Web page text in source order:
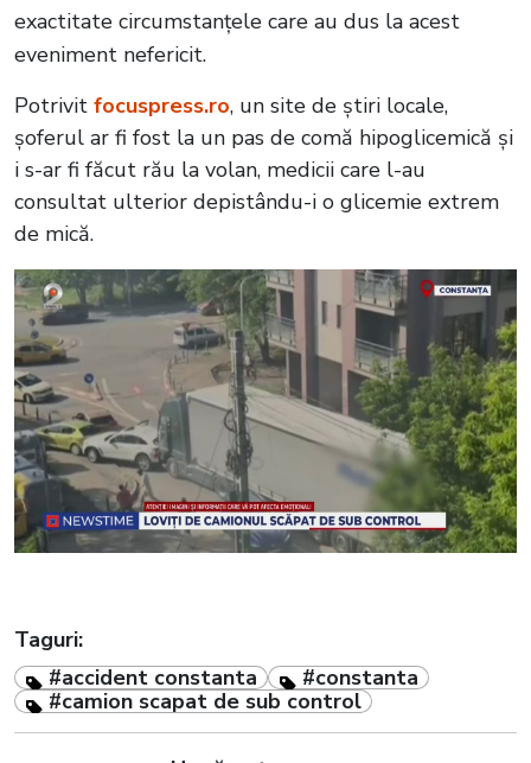
exactitate circumstanțele care au dus la acest
eveniment nefericit.
Potrivit focuspress.ro, un site de știri locale,
șoferul ar fi fost la un pas de comă hipoglicemică și
i s-ar fi făcut rău la volan, medicii care l-au
consultat ulterior depistându-i o glicemie extrem
de mică.
Taguri:
#accident constanta
#constanta
#camion scapat de sub control